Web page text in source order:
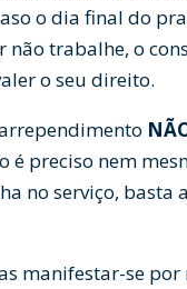
o dia final do
não trabalhe, o
o seu direito.
é preciso nem
no serviço, basta
manifestar-se